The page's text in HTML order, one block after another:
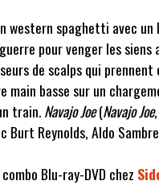
western spaghetti avec un
pour venger les siens
de scalps qui
main basse sur un
train.Navajo Joe(Navajo Joe
Burt Reynolds, Aldo
Blu-ray-DVD chez